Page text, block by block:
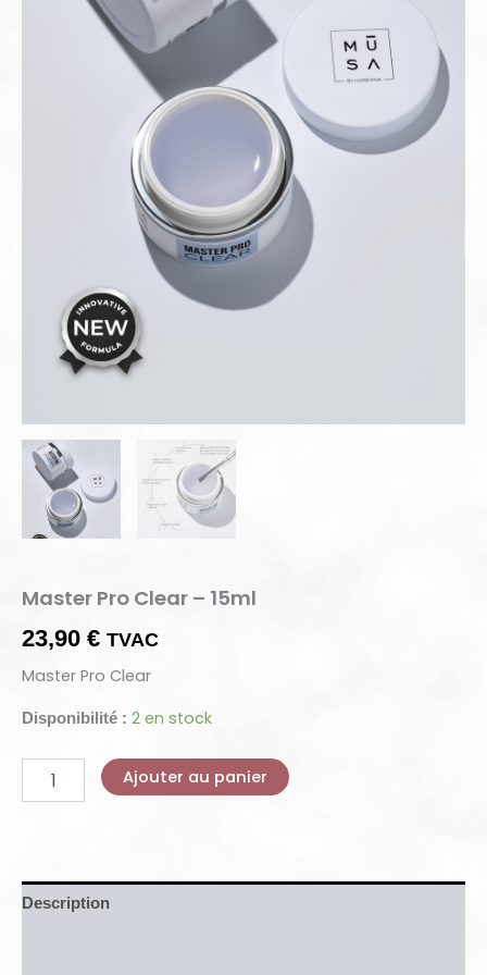
Master Pro Clear – 15ml
23,90 € TVAC
Master Pro Clear
Disponibilité : 2 en stock
Ajouter au panier
Description